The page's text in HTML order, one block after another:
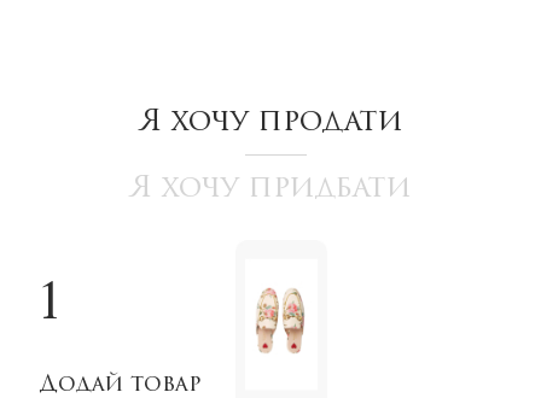
Я хочу продати
Я хочу придбати
1
Додай товар